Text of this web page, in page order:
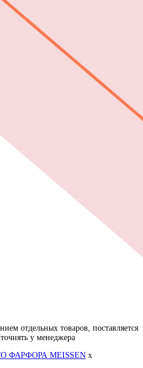
отдельных товаров, поставляется
у менеджера
x